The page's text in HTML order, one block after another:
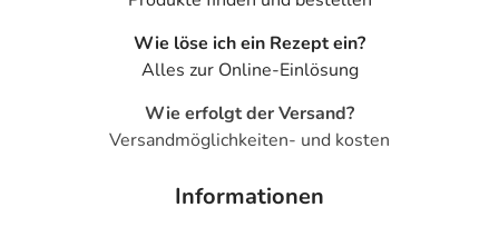
Wie löse ich ein Rezept ein?
Alles zur Online-Einlösung
Wie erfolgt der Versand?
Versandmöglichkeiten- und kosten
Informationen